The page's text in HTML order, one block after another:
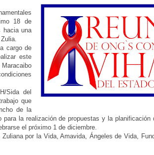
18 de
hacia una
cargo de
este
Sida del
que
de la
la realización de propuestas y la
el próximo 1 de diciembre.
por la Vida, Amavida, Ángeles de Vida,